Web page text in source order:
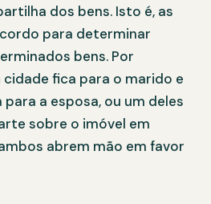
dos bens. Isto é, as
para determinar
bens. Por
cidade fica para o marido e
a esposa, ou um deles
sobre o imóvel em
abrem mão em favor